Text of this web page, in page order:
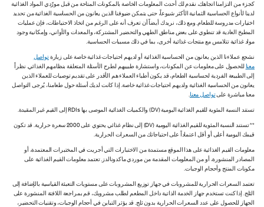
كجزء من التزامنا اتجاهك، نقدم لك أحدث المعلومات الخاصة بالمكونات المتاحة من قبل مورّدي المواد الغذائية
لدينا لأنواع الحساسية الثمانية الأكثر شيوعاً، حتى يتمكن ضيوفنا الذين يعانون من الحساسية الغذائية من تحديد
اختيارات مدروسة للطعام. ومع ذلك، نريدك أيضاً أن تعرف أنه على الرغم من اتخاذ الاحتياطات، فإن عمليات
المطبخ العادية قد تنطوي على بعض مناطق الطهي والتحضير المشتركة، والمعدات والأواني، وإمكانية وجود
مواد غذائية تتلامس مع منتجات غذائية أخرى، بما في ذلك مسببات الحساسية.
نشجع عملاءنا الذين يعانون من الحساسية الغذائية أو لديهم احتياجات غذائية خاصة على زيارةتواصل
معنا للحصول على معلومات عن المكونات، واستشارة طبيبهم لطرح الأسئلة المتعلقة بنظامهم الغذائي. نظراً
إلى الطبيعة الفردية لحساسية الطعام، قد يكون أطباء العملاء هم الأقدر على تقديم توصيات للعملاء الذين
يعانون من الحساسية الغذائية ولديهم احتياجات غذائية خاصة. إذا كانت لديك أسئلة حول طعامنا، يُرجى التواصل
معنا مباشرة علىتواصل معنا.
تستند النسبة المئوية للقيم الغذائية اليومية (DV) والكميات الغذائية الموصى بها RDIs إلى القيم غير المقيدة.
** تستند النسبة المئوية للقيم الغذائية اليومية (DV) إلى نظام غذائي يحتوي على 2000 سعرة حرارية. قد تكون
قيمك اليومية أعلى أو أقل اعتماداً على احتياجاتك من السعرات الحرارية.
معلومات القيم الغذائية على هذا الموقع مستمدة من الاختبارات التي أجريت في المختبرات المعتمدة، أو
المصادر المنشورة، أو من المعلومات المقدمة من موردي ماكدونالدز. تعتمد معلومات القيم الغذائية على
مكونات المنتج وأحجام الوجبات.
تعتمد السعرات الحرارية للمشروبات في جهاز توزيع المشروبات على مستويات التعبئة القياسية بالإضافة إلى
الثلج. إذا كنت تستخدم جهاز الخدمة الذاتية داخل المطعم لطلب مشروبك، قم بمراجعة اللافتة المنشورة على
الجهاز للحصول على عدد السعرات الحرارية بدون ثلج. قد يؤثر التباين في أحجام الوجبات، وتقنيات التحضير،